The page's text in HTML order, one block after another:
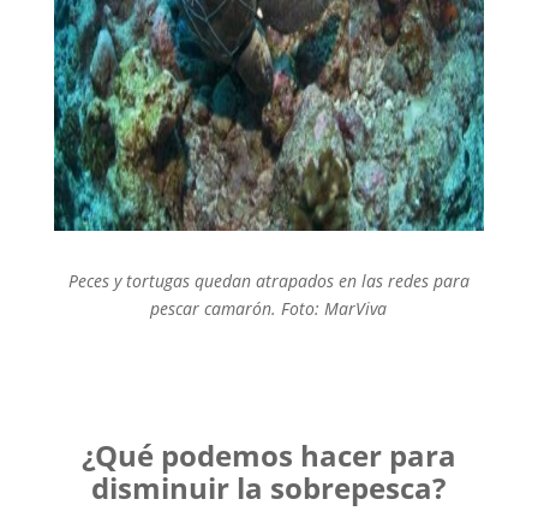
Peces y tortugas quedan atrapados en las redes para
pescar camarón. Foto: MarViva
¿Qué podemos hacer para
disminuir la sobrepesca?